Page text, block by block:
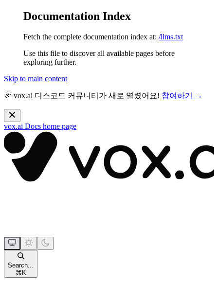
Documentation Index
Fetch the complete documentation index at: /llms.txt
Use this file to discover all available pages before
exploring further.
Skip to main content
🎉 vox.ai 디스코드 커뮤니티가 새로 열렸어요! 참여하기 →
vox.ai Docs home page
Search...
⌘ K